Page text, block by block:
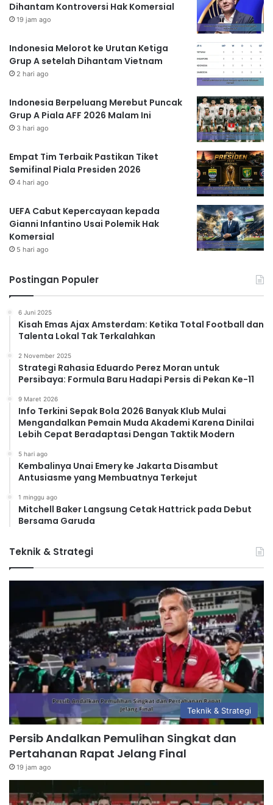
Dihantam Kontroversi Hak Komersial
19 jam ago
Indonesia Melorot ke Urutan Ketiga
Grup A setelah Dihantam Vietnam
2 hari ago
Indonesia Berpeluang Merebut Puncak
Grup A Piala AFF 2026 Malam Ini
3 hari ago
Empat Tim Terbaik Pastikan Tiket
Semifinal Piala Presiden 2026
4 hari ago
UEFA Cabut Kepercayaan kepada
Gianni Infantino Usai Polemik Hak
Komersial
5 hari ago
Postingan Populer
6 Juni 2025
Kisah Emas Ajax Amsterdam: Ketika Total Football dan
Talenta Lokal Tak Terkalahkan
2 November 2025
Strategi Rahasia Eduardo Perez Moran untuk
Persibaya: Formula Baru Hadapi Persis di Pekan Ke-11
9 Maret 2026
Info Terkini Sepak Bola 2026 Banyak Klub Mulai
Mengandalkan Pemain Muda Akademi Karena Dinilai
Lebih Cepat Beradaptasi Dengan Taktik Modern
5 hari ago
Kembalinya Unai Emery ke Jakarta Disambut
Antusiasme yang Membuatnya Terkejut
1 minggu ago
Mitchell Baker Langsung Cetak Hattrick pada Debut
Bersama Garuda
Teknik & Strategi
Teknik & Strategi
Persib Andalkan Pemulihan Singkat dan
Pertahanan Rapat Jelang Final
19 jam ago